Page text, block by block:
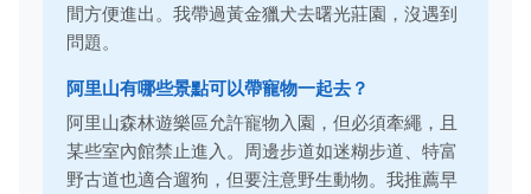
間方便進出。我帶過黃金獵犬去曙光莊園，沒遇到
問題。
阿里山有哪些景點可以帶寵物一起去？
阿里山森林遊樂區允許寵物入園，但必須牽繩，且
某些室內館禁止進入。周邊步道如迷糊步道、特富
野古道也適合遛狗，但要注意野生動物。我推薦早